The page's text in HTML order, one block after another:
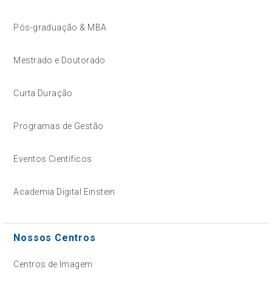
Pós-graduação & MBA
Mestrado e Doutorado
Curta Duração
Programas de Gestão
Eventos Científicos
Academia Digital Einstein
Nossos Centros
Centros de Imagem